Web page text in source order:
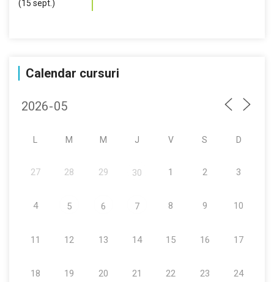
Calendar cursuri
M M J V S D
27 28 29 30 1 2 3
4 5 6 7 8 9 10
11 12 13 14 15 16 17
18 19 20 21 22 23 24